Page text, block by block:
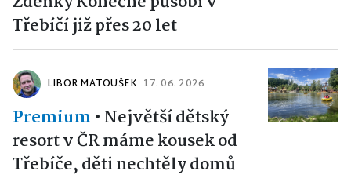
Třebíčí již přes 20 let
LIBOR MATOUŠEK 17. 06. 2026
Premium • Největší dětský
resort v ČR máme kousek od
Třebíče, děti nechtěly domů